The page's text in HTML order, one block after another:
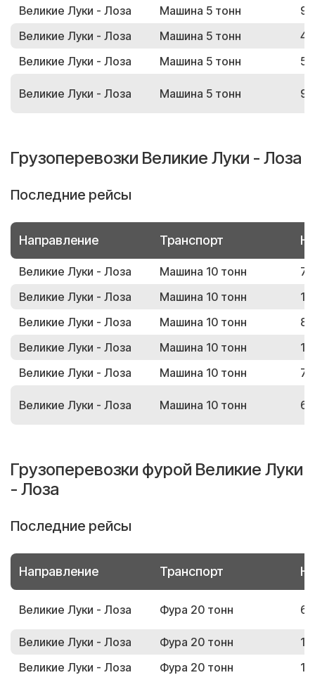
Великие Луки - Лоза Машина 5 тонн
Великие Луки - Лоза
Машина 5 тонн
Великие Луки - Лоза
Машина 5 тонн
Великие Луки - Лоза Машина 5 тонн
Грузоперевозки Великие Луки - Лоза
Последние рейсы
Направление Транспорт
Великие Луки - Лоза Машина 10 тонн
Великие Луки - Лоза
Машина 10 тонн
Великие Луки - Лоза
Машина 10 тонн
Великие Луки - Лоза
Машина 10 тонн
Великие Луки - Лоза
Машина 10 тонн
Великие Луки - Лоза Машина 10 тонн
Грузоперевозки фурой Великие Луки
- Лоза
Последние рейсы
Направление Транспорт
Великие Луки - Лоза Фура 20 тонн
Великие Луки - Лоза Фура 20 тонн
Великие Луки - Лоза
Фура 20 тонн